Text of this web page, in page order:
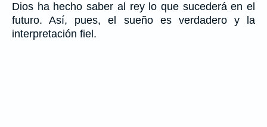
Dios ha hecho saber al rey lo que sucederá en el
futuro. Así, pues, el sueño es verdadero y la
interpretación fiel.